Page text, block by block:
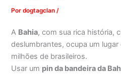
Pordogtagclan/
A Bahia, com sua rica história,
deslumbrantes, ocupa um
milhões de brasileiros.
Usar um pin da bandeira da